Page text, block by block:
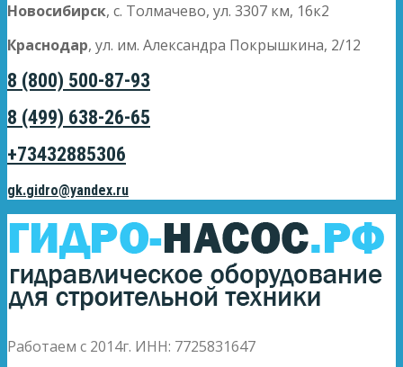
Новосибирск, с. Толмачево, ул. 3307 км, 16к2
Краснодар, ул. им. Александра Покрышкина, 2/12
8 (800) 500-87-93
8 (499) 638-26-65
+73432885306
gk.gidro@yandex.ru
Работаем с 2014г. ИНН: 7725831647